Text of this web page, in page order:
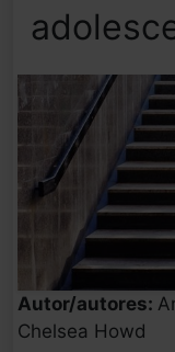
Autor/autores:
Chelsea Howd